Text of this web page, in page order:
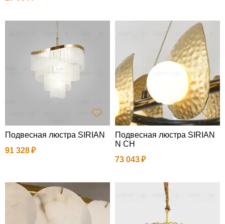
Подвесная люстра SIRIAN
91 328
Подвесная люстра SIRIAN
N CH
73 043